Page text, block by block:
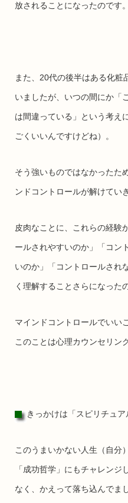
放されることになったのです。
また、20代の後半はある化粧
いましたが、いつの間にか「
は間違っている」という考え
ごくいいんですけどね）。
そう強いものではなかったた
ンドコントロールが解けてい
皮肉なことに、これらの経験
ールされやすいのか」「コン
いのか」「コントロールされ
く理解することさらになった
マインドコントロールでいい
このことは心理カウンセリン
きっかけは「スピリチュア
このうまいかない人生（自分
「成功哲学」にもチャレン
なく、かえって落ち込んでま